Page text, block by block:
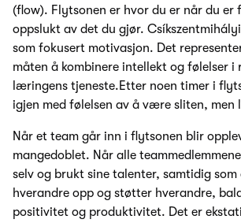
(flow). Flytsonen er hvor du er når du er
oppslukt av det du gjør.
som fokusert motivasjon. Det
måten å kombinere intellekt og følelser i
læringens tjeneste.Etter noen timer i
igjen med følelsen av å være sliten, men
Når et team går inn i flytsonen blir
mangedoblet. Når alle
selv og brukt sine talenter, samtidig som
hverandre opp og støtter hverandre,
positivitet og produktivitet. Det er